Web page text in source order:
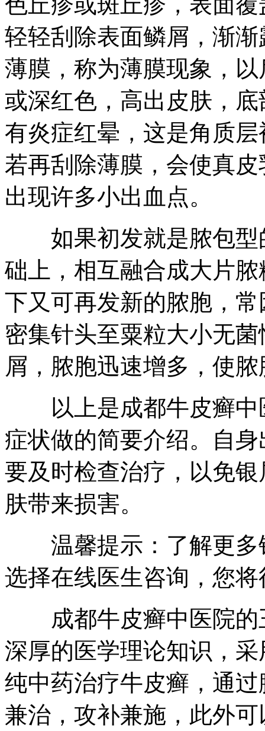
轻轻刮除表面鳞屑，渐
薄膜，称为薄膜现象，
或深红色，高出皮肤，
有炎症红晕，这是角质
若再刮除薄膜，会使真
出现许多小出血点。
如果初发就是脓包型
础上，相互融合成大片
下又可再发新的脓胞，
密集针头至粟粒大小无
屑，脓胞迅速增多，使
以上是成都牛皮癣中
症状做的简要介绍。自
要及时检查治疗，以免
肤带来损害。
温馨提示：了解更多
选择在线医生咨询，您
成都牛皮癣中医院的
深厚的医学理论知识，
纯中药治疗牛皮癣，通
兼治，攻补兼施，此外